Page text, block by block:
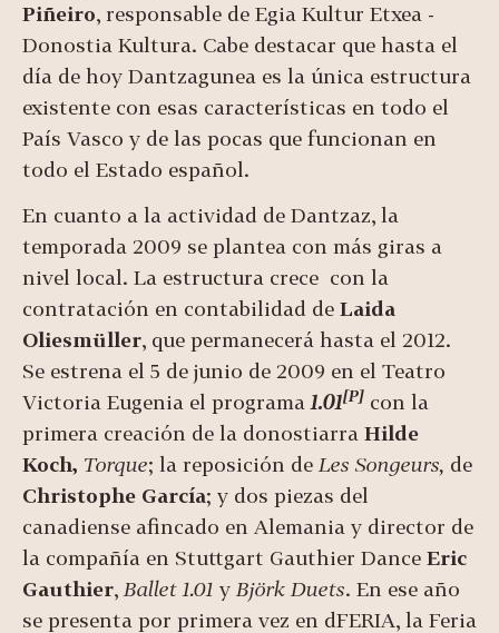
Piñeiro, responsable de Egia Kultur Etxea -
Donostia Kultura. Cabe destacar que hasta el
día de hoy Dantzagunea es la única estructura
existente con esas características en todo el
País Vasco y de las pocas que funcionan en
todo el Estado español.
En cuanto a la actividad de Dantzaz, la
temporada 2009 se plantea con más giras a
nivel local. La estructura crece con la
contratación en contabilidad de Laida
Oliesmüller, que permanecerá hasta el 2012.
Se estrena el 5 de junio de 2009 en el Teatro
Victoria Eugenia el programa 1.01[P] con la
primera creación de la donostiarra Hilde
Koch, Torque; la reposición de Les Songeurs, de
Christophe García; y dos piezas del
canadiense afincado en Alemania y director de
la compañía en Stuttgart Gauthier Dance Eric
Gauthier, Ballet 1.01 y Björk Duets. En ese año
se presenta por primera vez en dFERIA, la Feria